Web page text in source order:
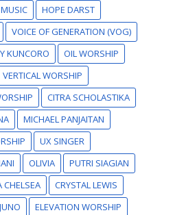
HOPE DARST
VOICE OF GENERATION (VOG)
KUNCORO
OIL WORSHIP
VERTICAL WORSHIP
CITRA SCHOLASTIKA
MICHAEL PANJAITAN
UX SINGER
OLIVIA
PUTRI SIAGIAN
CHELSEA
CRYSTAL LEWIS
ELEVATION WORSHIP